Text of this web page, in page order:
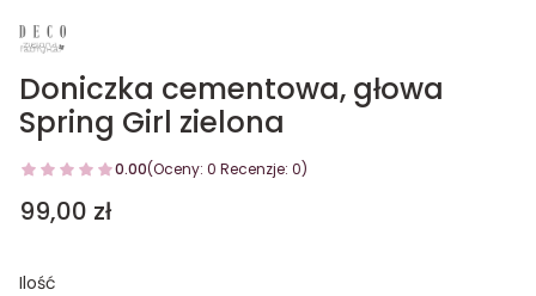
Doniczka cementowa, głowa
Spring Girl zielona
0.00(Oceny: 0 Recenzje: 0)
Cena
99,00 zł
Ilość